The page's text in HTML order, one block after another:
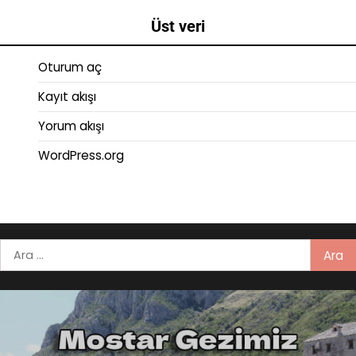
Üst veri
Oturum aç
Kayıt akışı
Yorum akışı
WordPress.org
Arama: